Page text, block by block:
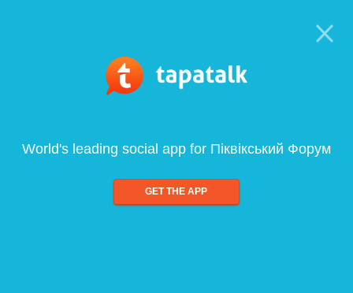
World's leading social app for Піквікський Форум
GET THE APP